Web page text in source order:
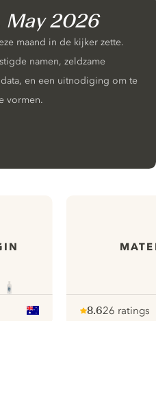
May 2026
maand in de kijker zette.
namen, zeldzame
en een uitnodiging om te
vormen.
8.626 ratings